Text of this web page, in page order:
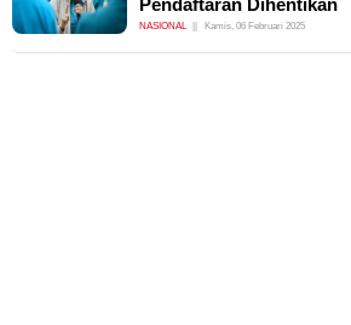
NASIONAL Kamis, 06 Februari 2025